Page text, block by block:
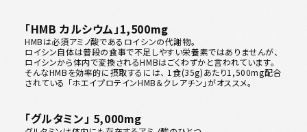
「HMB カルシウム」1,500mg
HMBは必須アミノ酸であるロイシンの代謝物。
ロイシン自体は普段の食事で不足しやすい栄養素ではありませんが、
ロイシンから体内で変換されるHMBはごくわずかと言われています。
そんなHMBを効率的に摂取するには、 1食(35g)あたり1,500mg配合
されている 「ホエイプロテインHMB＆クレアチン」がオススメ。
「グルタミン」 5,000mg